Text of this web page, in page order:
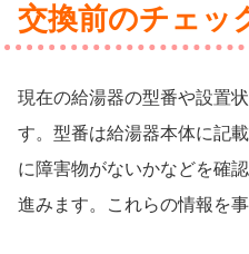
交換前のチェッ
現在の給湯器の型番や設置
す。型番は給湯器本体に記
に障害物がないかなどを確
進みます。これらの情報を